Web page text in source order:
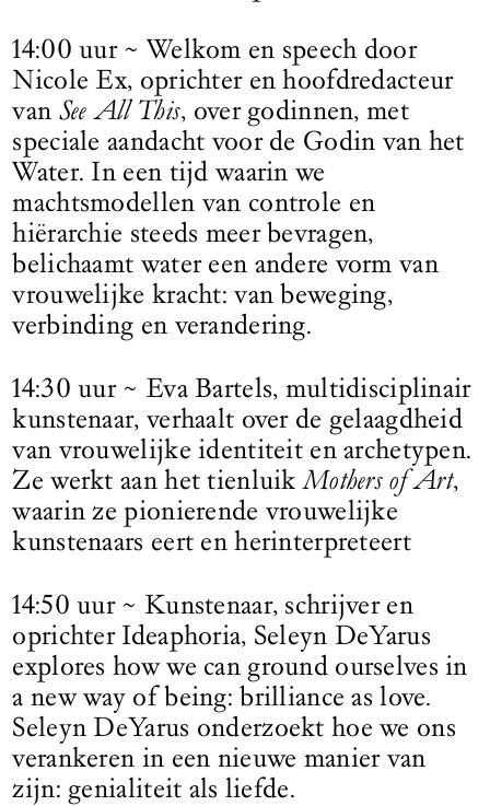
14:00 uur ~ Welkom en speech door
Nicole Ex, oprichter en hoofdredacteur
van See All This, over godinnen, met
speciale aandacht voor de Godin van het
Water. In een tijd waarin we
machtsmodellen van controle en
hiërarchie steeds meer bevragen,
belichaamt water een andere vorm van
vrouwelijke kracht: van beweging,
verbinding en verandering.
14:30 uur ~ Eva Bartels, multidisciplinair
kunstenaar, verhaalt over de gelaagdheid
van vrouwelijke identiteit en archetypen.
Ze werkt aan het tienluikMothers of Art,
waarin ze pionierende vrouwelijke
kunstenaars eert en herinterpreteert
14:50 uur ~ Kunstenaar, schrijver en
oprichter Ideaphoria, Seleyn DeYarus
explores how we can ground ourselves in
a new way of being: brilliance as love.
Seleyn DeYarus onderzoekt hoe we ons
verankeren in een nieuwe manier van
zijn: genialiteit als liefde.